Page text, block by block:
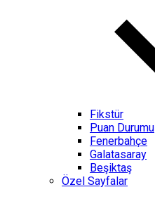
Fikstür
Puan Durumu
Fenerbahçe
Galatasaray
Beşiktaş
Özel Sayfalar